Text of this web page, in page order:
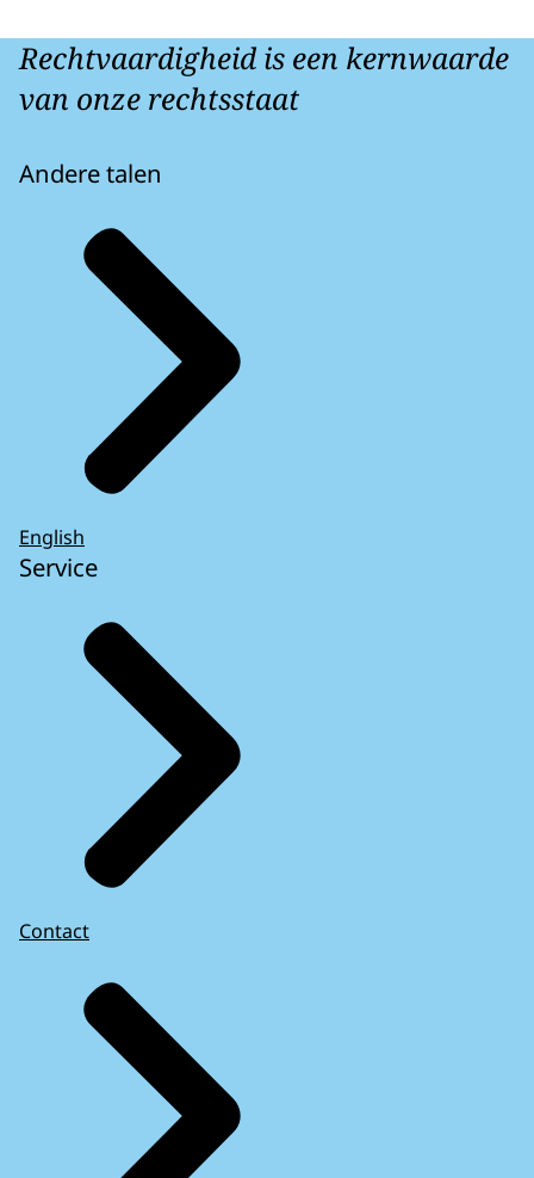
Rechtvaardigheid is een kernwaarde
van onze rechtsstaat
Andere talen
English
Service
Contact